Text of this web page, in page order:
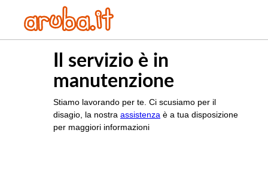
Il servizio è in
manutenzione
Stiamo lavorando per te. Ci scusiamo per il
disagio, la nostra assistenza è a tua disposizione
per maggiori informazioni